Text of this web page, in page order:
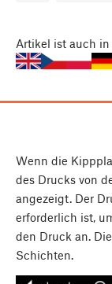
Artikel ist auch
Wenn die
des Drucks von
angezeigt. Der
erforderlich ist,
den Druck an.
Schichten.